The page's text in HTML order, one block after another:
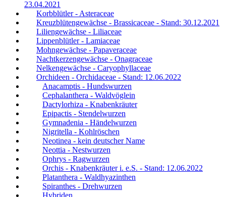
23.04.2021
Korbblütler - Asteraceae
Kreuzblütengewächse - Brassicaceae - Stand: 30.12.2021
Liliengewächse - Liliaceae
Lippenblütler - Lamiaceae
Mohngewächse - Papaveraceae
Nachtkerzengewächse - Onagraceae
Nelkengewächse - Caryophyllaceae
Orchideen - Orchidaceae - Stand: 12.06.2022
Anacamptis - Hundswurzen
Cephalanthera - Waldvöglein
Dactylorhiza - Knabenkräuter
Epipactis - Stendelwurzen
Gymnadenia - Händelwurzen
Nigritella - Kohlröschen
Neotinea - kein deutscher Name
Neottia - Nestwurzen
Ophrys - Ragwurzen
Orchis - Knabenkräuter i. e.S. - Stand: 12.06.2022
Platanthera - Waldhyazinthen
Spiranthes - Drehwurzen
Hybriden